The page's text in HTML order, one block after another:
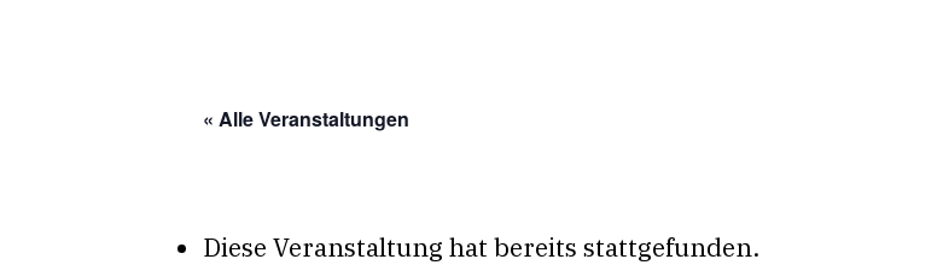
« Alle Veranstaltungen
Diese Veranstaltung hat bereits stattgefunden.